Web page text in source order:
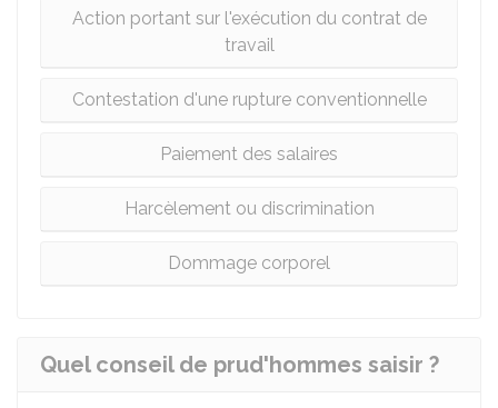
Action portant sur l'exécution du contrat de
travail
Contestation d'une rupture conventionnelle
Paiement des salaires
Harcèlement ou discrimination
Dommage corporel
Quel conseil de prud'hommes saisir ?